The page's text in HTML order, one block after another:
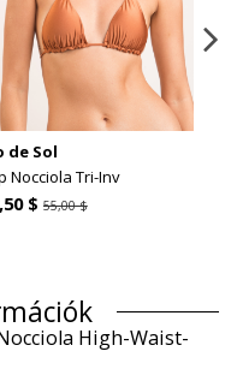
de Sol
Nocciola Tri-Inv
$ 55,00 $
High-Waist-